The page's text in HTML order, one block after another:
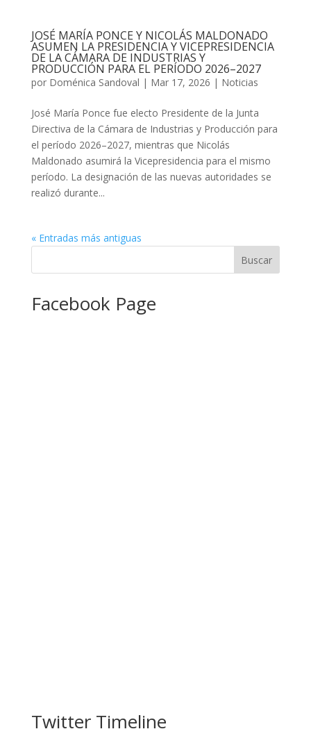
JOSÉ MARÍA PONCE Y NICOLÁS MALDONADO
ASUMEN LA PRESIDENCIA Y VICEPRESIDENCIA
DE LA CÁMARA DE INDUSTRIAS Y
PRODUCCIÓN PARA EL PERÍODO 2026–2027
por Doménica Sandoval | Mar 17, 2026 | Noticias
José María Ponce fue electo Presidente de la Junta
Directiva de la Cámara de Industrias y Producción para
el período 2026–2027, mientras que Nicolás
Maldonado asumirá la Vicepresidencia para el mismo
período. La designación de las nuevas autoridades se
realizó durante...
« Entradas más antiguas
Facebook Page
Twitter Timeline